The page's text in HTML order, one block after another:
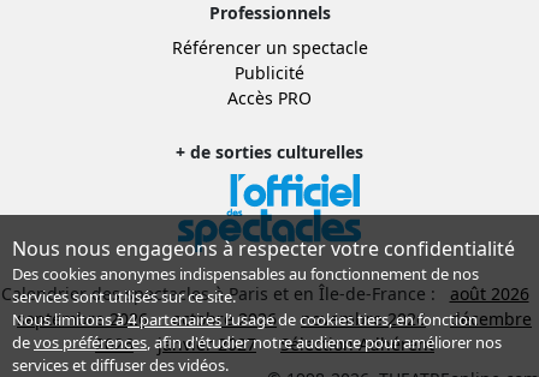
Professionnels
Référencer un spectacle
Publicité
Accès PRO
+ de sorties culturelles
Calendrier des spectacles à Paris et en Île-de-France :
août 2026
septembre 2026
octobre 2026 novembre 2026
décembre
2026
janvier 2027
Sélection Adhérent
Nous nous engageons à respecter votre confidentialité
Des cookies anonymes indispensables au fonctionnement de nos
services sont utilisés sur ce site.
Nous limitons à4 partenairesl’usage de cookies tiers, en fonction
devos préférences, afin d'étudier notre audience pour améliorer nos
services et diffuser des vidéos.